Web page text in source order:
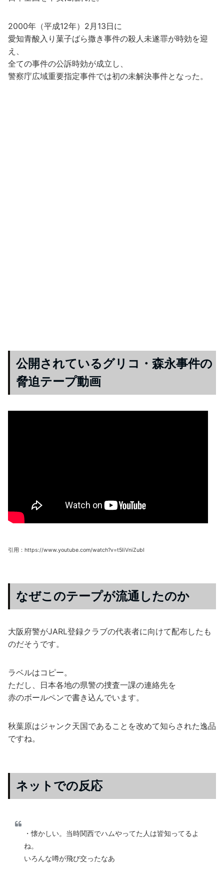
2000年（平成12年）2月13日に
愛知青酸入り菓子ばら撒き事件の殺人未遂罪が時効を迎
え、
全ての事件の公訴時効が成立し、
警察庁広域重要指定事件では初の未解決事件となった。
公開されているグリコ・森永事件の
脅迫テープ動画
引用：https://www.youtube.com/watch?v=t5IiVniZubI
なぜこのテープが流通したのか
大阪府警がJARL登録クラブの代表者に向けて配布したも
のだそうです。
ラベルはコピー。
ただし、日本各地の県警の捜査一課の連絡先を
赤のボールペンで書き込んでいます。
秋葉原はジャンク天国であることを改めて知らされた逸品
ですね。
ネットでの反応
・懐かしい。当時関西でハムやってた人は皆知ってるよ
ね。
いろんな噂が飛び交ったなあ